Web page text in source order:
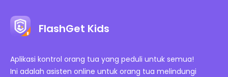
FlashGet Kids
Aplikasi kontrol orang tua yang peduli untuk semua!
Ini adalah asisten online untuk orang tua melindungi